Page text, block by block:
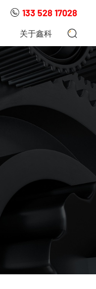
133 528 17028
关于鑫科